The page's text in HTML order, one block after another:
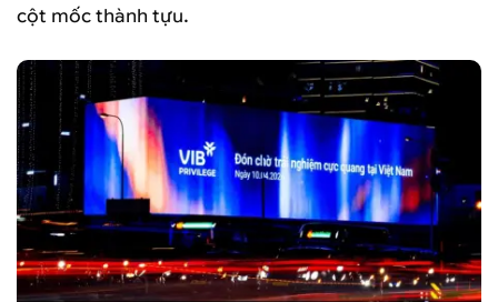
cột mốc thành tựu.